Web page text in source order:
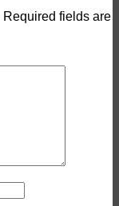
Required fields are